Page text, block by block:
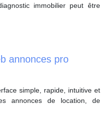
immobilier peut être
annonces pro
simple, rapide, intuitive et
annonces de location, de